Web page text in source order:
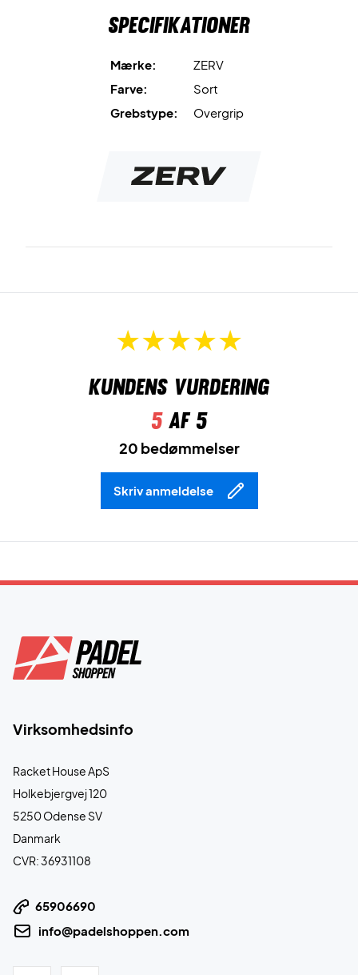
Dette greb er designet af sportsfolk som kender til
padel bat. ZERV Major Perforated Overgrip kommer i en
Kommer også i hvid.
Specifikationer
Mærke:
ZERV
Farve:
Sort
Grebstype:
Overgrip
Kundens vurdering
5af 5
20 bedømmelser
Skriv anmeldelse
Virksomhedsinfo
Racket House ApS
Holkebjergvej 120
5250 Odense SV
Danmark
CVR: 36931108
65906690
info@padelshoppen.com